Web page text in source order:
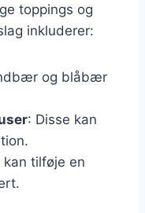
toppings og
inkluderer:
og blåbær
: Disse kan
tilføje en